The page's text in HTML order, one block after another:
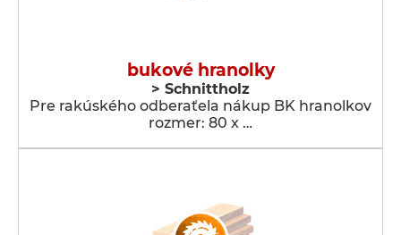
bukové hranolky
> Schnittholz
Pre rakúského odberaťela nákup BK hranolkov
rozmer: 80 x …